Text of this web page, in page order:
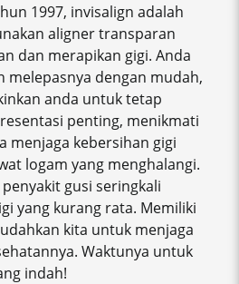
1997, invisalign adalah
aligner transparan
dan merapikan gigi. Anda
melepasnya dengan mudah,
anda untuk tetap
penting, menikmati
menjaga kebersihan gigi
logam yang menghalangi.
gusi seringkali
yang kurang rata. Memiliki
kita untuk menjaga
Waktunya untuk
indah!